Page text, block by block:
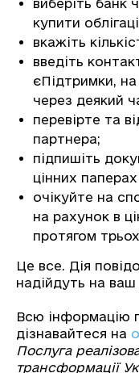
виберіть банк
купити
вкажіть
введіть
єПідтримки,
через деякий
перевірте та
партнера;
підпишіть
цінних паперах
очікуйте на
на рахунок в
протягом
Це все. Дія
надійдуть на
Всю інформацію
дізнавайтеся на
Послуга
трансформації